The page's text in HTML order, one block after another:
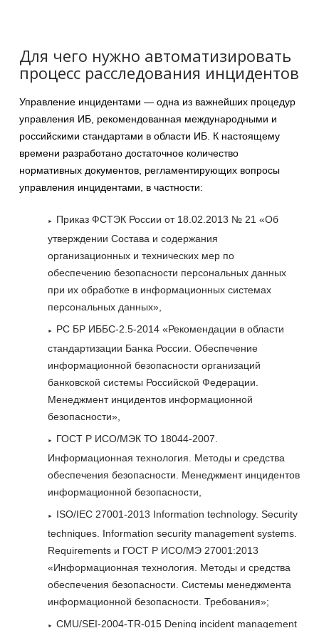
Для чего нужно автоматизировать
процесс расследования инцидентов
Управление инцидентами — одна из важнейших процедур
управления ИБ, рекомендованная международными и
российскими стандартами в области ИБ. К настоящему
времени разработано достаточное количество
нормативных документов, регламентирующих вопросы
управления инцидентами, в частности:
Приказ ФСТЭК России от 18.02.2013 № 21 «Об
утверждении Состава и содержания
организационных и технических мер по
обеспечению безопасности персональных данных
при их обработке в информационных системах
персональных данных»,
РС БР ИББС-2.5-2014 «Рекомендации в области
стандартизации Банка России. Обеспечение
информационной безопасности организаций
банковской системы Российской Федерации.
Менеджмент инцидентов информационной
безопасности»,
ГОСТ Р ИСО/МЭК ТО 18044-2007.
Информационная технология. Методы и средства
обеспечения безопасности. Менеджмент инцидентов
информационной безопасности,
ISO/IEC 27001-2013 Information technology. Security
techniques. Information security management systems.
Requirements и ГОСТ P ИСО/МЭ 27001:2013
«Информационная технология. Методы и средства
обеспечения безопасности. Системы менеджмента
информационной безопасности. Требования»;
CMU/SEI-2004-TR-015 Dening incident management